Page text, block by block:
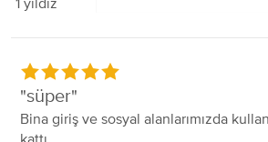
süper
Bina giriş ve sosyal alanlarımızda